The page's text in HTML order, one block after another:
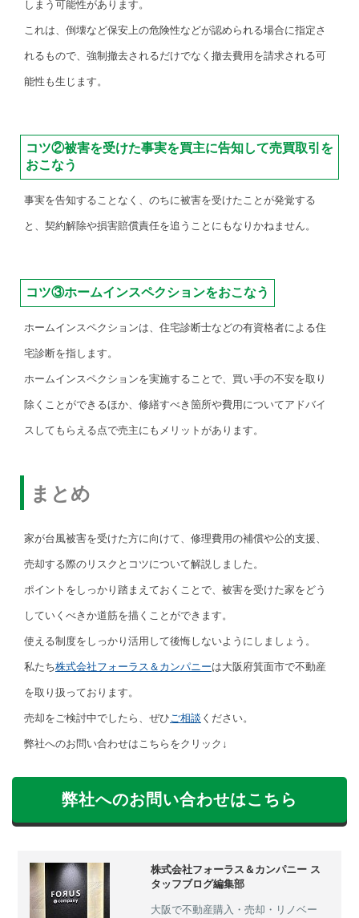
しまう可能性があります。
これは、倒壊など保安上の危険性などが認められる場合に指定さ
れるもので、強制撤去されるだけでなく撤去費用を請求される可
能性も生じます。
コツ②被害を受けた事実を買主に告知して売買取引を
おこなう
事実を告知することなく、のちに被害を受けたことが発覚する
と、契約解除や損害賠償責任を追うことにもなりかねません。
コツ③ホームインスペクションをおこなう
ホームインスペクションは、住宅診断士などの有資格者による住
宅診断を指します。
ホームインスペクションを実施することで、買い手の不安を取り
除くことができるほか、修繕すべき箇所や費用についてアドバイ
スしてもらえる点で売主にもメリットがあります。
まとめ
家が台風被害を受けた方に向けて、修理費用の補償や公的支援、
売却する際のリスクとコツについて解説しました。
ポイントをしっかり踏まえておくことで、被害を受けた家をどう
していくべきか道筋を描くことができます。
使える制度をしっかり活用して後悔しないようにしましょう。
私たち株式会社フォーラス＆カンパニーは大阪府箕面市で不動産
を取り扱っております。
売却をご検討中でしたら、ぜひ ご相談 ください。
弊社へのお問い合わせはこちらをクリック↓
弊社へのお問い合わせはこちら
株式会社フォーラス＆カンパニー ス
タッフブログ編集部
大阪で不動産購入・売却・リノベー